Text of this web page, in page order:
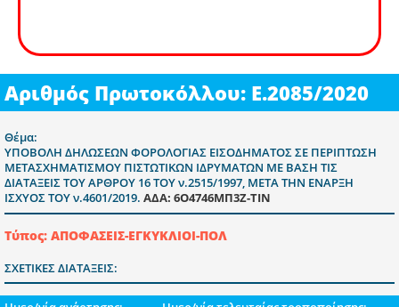
Αριθμός Πρωτοκόλλου: Ε.2085/2020
Θέμα:
ΥΠΟΒΟΛΗ ΔΗΛΩΣΕΩΝ ΦΟΡΟΛΟΓΙΑΣ ΕΙΣΟΔΗΜΑΤΟΣ ΣΕ ΠΕΡΙΠΤΩΣΗ
ΜΕΤΑΣΧΗΜΑΤΙΣΜΟΥ ΠΙΣΤΩΤΙΚΩΝ ΙΔΡΥΜΑΤΩΝ ΜΕ ΒΑΣΗ ΤΙΣ
ΔΙΑΤΑΞΕΙΣ ΤΟΥ ΑΡΘΡΟΥ 16 ΤΟΥ ν.2515/1997, ΜΕΤΑ ΤΗΝ ΕΝΑΡΞΗ
ΙΣΧΥΟΣ ΤΟΥ ν.4601/2019. ΑΔΑ: 6Ο4746ΜΠ3Ζ-ΤΙΝ
Τύπος: ΑΠΟΦΑΣΕΙΣ-ΕΓΚΥΚΛΙΟΙ-ΠΟΛ
ΣΧΕΤΙΚΕΣ ΔΙΑΤΑΞΕΙΣ: